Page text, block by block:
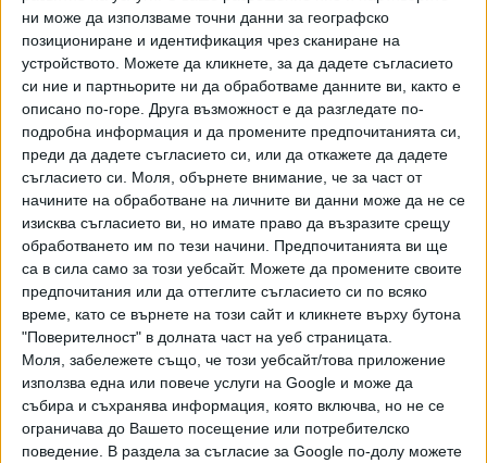
ни може да използваме точни данни за географско
позициониране и идентификация чрез сканиране на
устройството. Можете да кликнете, за да дадете съгласието
си ние и партньорите ни да обработваме данните ви, както е
описано по-горе. Друга възможност е да разгледате по-
подробна информация и да промените предпочитанията си,
преди да дадете съгласието си, или да откажете да дадете
съгласието си.
Моля, обърнете внимание, че за част от
начините на обработване на личните ви данни може да не се
изисква съгласието ви, но имате право да възразите срещу
обработването им по тези начини. Предпочитанията ви ще
са в сила само за този уебсайт. Можете да промените своите
предпочитания или да оттеглите съгласието си по всяко
време, като се върнете на този сайт и кликнете върху бутона
"Поверителност" в долната част на уеб страницата.
Моля, забележете също, че този уебсайт/това приложение
използва една или повече услуги на Google и може да
събира и съхранява информация, която включва, но не се
ограничава до Вашето посещение или потребителско
поведение. В раздела за съгласие за Google по-долу можете
всичко е наред. Савова уточни, че "видимите" нарушения
се изразявали в това, че отпадъкът е в разпръснато
състояние в двора на бивш завод, където няма ток и
вода, нито машини за преработка. "За депото има
разрешение от РИОСВ и разрешение за внос от зам.-
министър на околната среда и водите. Проверява се и
разрешение за опасни отпадъци", коментира още
окръжният прокурор.
Държавното обвинение проверява данни за съставяне на
документи с невярно съдържание във връзка с 9-те
хиляди тона боклук, открити в база на "Феникс Плевен
ЕООД", се казва в информация на БНТ. Разследващите
подозират, че част от документите, с които фирмата е
внесла боклука от Италия удостоверяват неверни
данни. Проверява се дали това не е направено от
служители в РИОСВ-Плевен.